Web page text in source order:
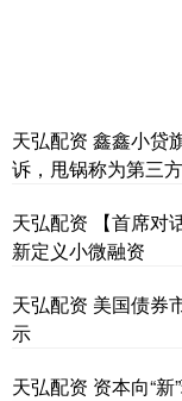
天弘配资 鑫鑫小贷
诉，甩锅称为第三
天弘配资 【首席对
新定义小微融资
天弘配资 美国债券
示
天弘配资 资本向“